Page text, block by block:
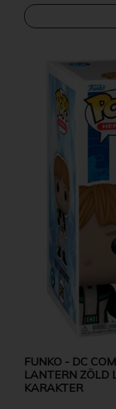
FUNKO - DC
LANTERN ZÖLD
KARAKTER